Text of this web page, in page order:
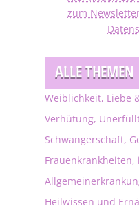
zum
ALLE THEMEN
Weiblichkeit, Liebe
Verhütung,
Schwangerschaft,
Frauenkrankheiten,
Heilwissen und